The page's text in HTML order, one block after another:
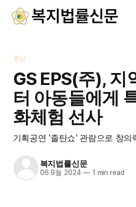
충남
GS EPS(주), 지
터 아동들에게
화체험 선사
기획공연 '졸탄쇼' 관람으로 창의
복지법률신문
06 9월 2024 —1 min read